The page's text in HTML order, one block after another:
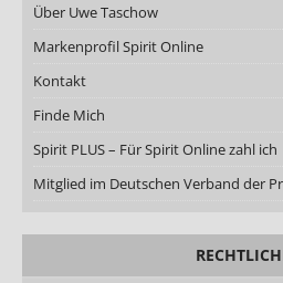
Über Uwe Taschow
Markenprofil Spirit Online
Kontakt
Finde Mich
Spirit PLUS – Für Spirit Online zahl ich
Mitglied im Deutschen Verband der